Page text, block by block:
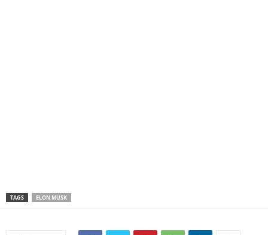
TAGS ELON MUSK